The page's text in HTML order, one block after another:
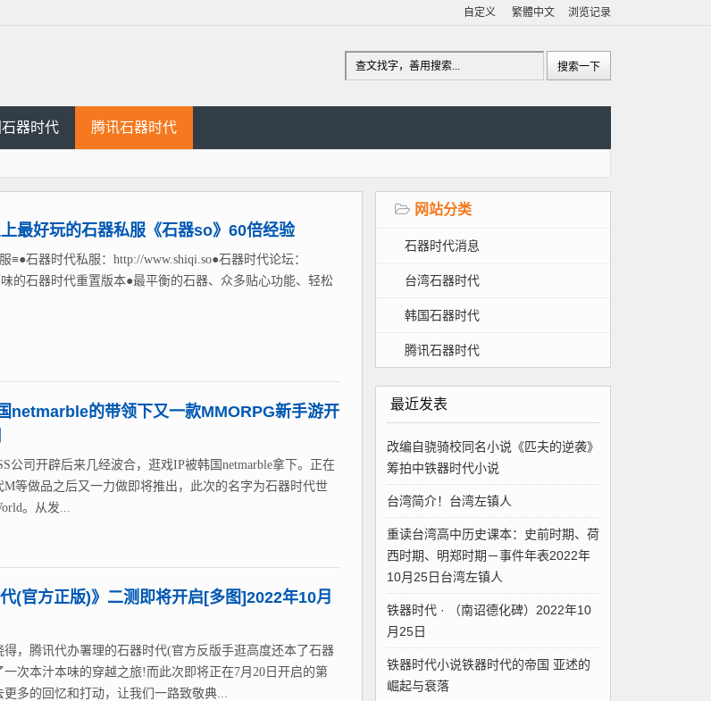
自定义 繁體中文 浏览记录
器时代 腾讯石器时代
最好玩的石器私服《石器so》60倍经验
≡●石器时代私服：http://www.shiqi.so●石器时代论坛：
味的石器时代重置版本●最平衡的石器、众多贴心功能、轻松
netmarble的带领下又一款MMORPG新手游开
公司开辟后来几经波合，逛戏IP被韩国netmarble拿下。正在
等做品之后又一力做即将推出，此次的名字为石器时代世
。从发...
(官方正版)》二测即将开启[多图]2022年10月
，腾讯代办署理的石器时代(官方反版手逛高度还本了石器
次本汁本味的穿越之旅!而此次即将正在7月20日开启的第
多的回忆和打动，让我们一路致敬典...
网站分类
石器时代消息
台湾石器时代
韩国石器时代
腾讯石器时代
最近发表
改编自骁骑校同名小说《匹夫的逆袭》
筹拍中铁器时代小说
台湾简介！台湾左镇人
重读台湾高中历史课本：史前时期、荷
西时期、明郑时期－事件年表2022年
10月25日台湾左镇人
铁器时代 · （南诏德化碑）2022年10
月25日
铁器时代小说铁器时代的帝国 亚述的
崛起与衰落